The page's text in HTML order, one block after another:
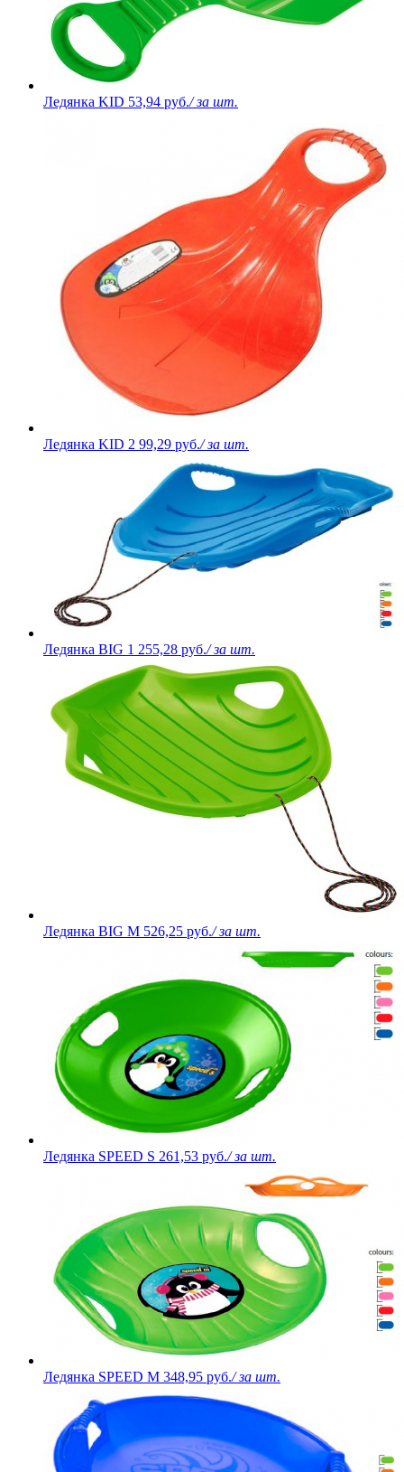
Ледянка KID 53,94 руб./ за шт.
Ледянка KID 2 99,29 руб./ за шт.
Ледянка BIG 1 255,28 руб./ за шт.
Ледянка BIG M 526,25 руб./ за шт.
Ледянка SPEED S 261,53 руб./ за шт.
Ледянка SPEED M 348,95 руб./ за шт.